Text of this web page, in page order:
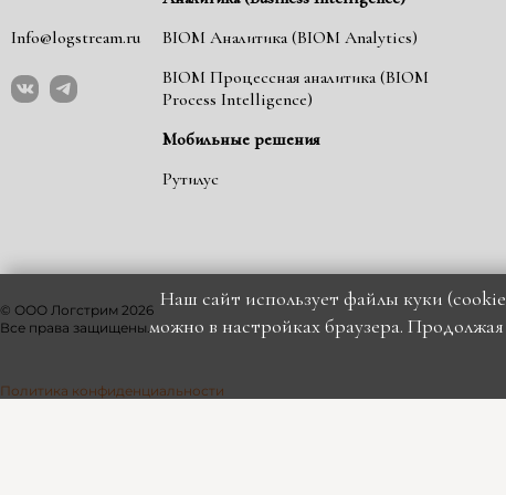
Наш сайт использует файлы куки
можно в настройках браузера. Продолжая
Info@logstream.ru
BIOM Аналитика (BIOM Analytics)
BIOM Процессная аналитика (BIOM
Process Intelligence)
Мобильные решения
Рутилус
© ООО Логстрим 2026
Все права защищены.
Политика конфиденциальности